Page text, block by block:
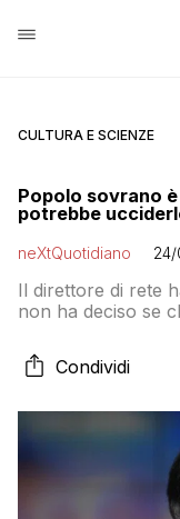
CULTURA E SCIENZE
Popolo sovrano
potrebbe
neXtQuotidiano 24/
Il direttore di rete
non ha deciso se
Condividi